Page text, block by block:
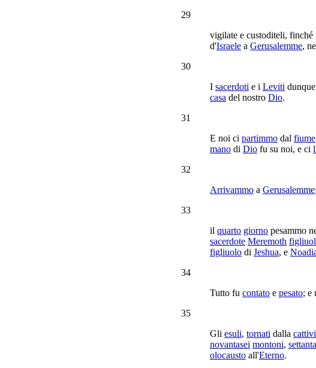
29
vigilate e custoditeli, finché
d'Israele a Gerusalemme,
30
I sacerdoti e i Leviti dunque
casa del nostro Dio.
31
E noi ci partimmo dal fiume
mano di Dio fu su noi, e ci
32
Arrivammo a Gerusalemme
33
il quarto giorno pesammo
sacerdote Meremoth
figliuolo di Jeshua, e
34
Tutto fu contato e pesato; e
35
Gli esuli, tornati dalla
novantasei montoni,
olocausto all'Eterno.